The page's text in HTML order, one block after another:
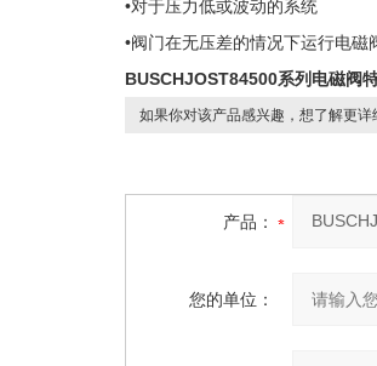
•对于压力低或波动的系统
•阀门在无压差的情况下运行电磁
BUSCHJOST84500系列电磁阀
如果你对该产品感兴趣，想了解更详
产品：
您的单位：